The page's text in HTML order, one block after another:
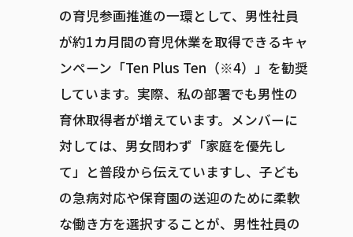
の育児参画推進の一環として、男性社員
が約1カ月間の育児休業を取得できるキャ
ンペーン「Ten Plus Ten（※4）」を勧奨
しています。実際、私の部署でも男性の
育休取得者が増えています。メンバーに
対しては、男女問わず「家庭を優先し
て」と普段から伝えていますし、子ども
の急病対応や保育園の送迎のために柔軟
な働き方を選択することが、男性社員の